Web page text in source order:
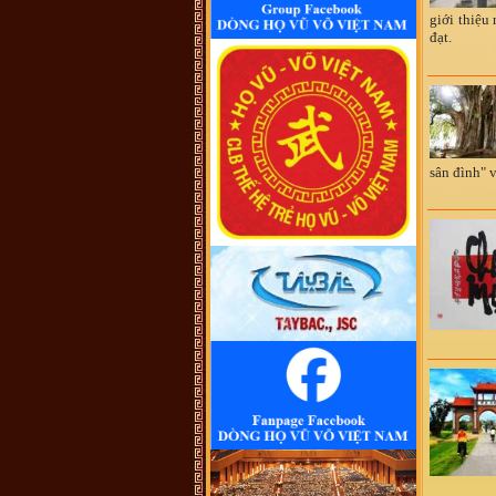
trong tộc họ dẫn về tộc Vũ/Võ với
cụ tổ Vũ Hồn nhưng không có cây
phả hệ để thấy sự gắn kết này. Mong
một ngày sẽ có cây phả hệ để mọi
con dân họ Vũ/Võ có thể biết dòng
máu trong mình từ đâu ra. Trân
trọng.
Vũ Phong :Tôi thấy từ thời Hai Bà
TRưng đã có họ Vũ ,Các bác có thể
xem sự tích tướng quân Bát Nàn.Nên
nói họ Vũ ở ViệtNam xuất phát kỷ
13 -Với Ông tổ là Vũ Hồn ,là không
thuyết Phục.
Vũ Phong : https://www.dkn.tv/van-
hoa/tho-nu-anh-hung-dat-viet-vu-
thuc-nuong.html
VÕ QUANG ĐÔNG :tự hào là
người họ võ
Vũ Thanh Giang :Dòng họ làm nên
bao tuyệt tác thời đương đại với
nhiều địa vị xã hội khác nhau sinh ra
một anh tú văn khúc tính quân làm
nền thời đại quân chủ
Vũ Ngọc Chiến :Cháu muốn xin
file ảnh của thủy Tổ Vũ Hồn bản
chuẩn để in. Các bác có hỗ trợ cháu
với ạ! (Gmail:
vungocchienhd@gmail.com) Cháu
cảm ơn nhiều
Vũ Ngọc Trân, Nha Trang :Đề
nghị cho biết số điện thoại của ông
Vũ Trọng Hoàng, BLL dong họ Vũ,
huyện Tinh Gia, Thanh Hóa. Tôi
muốn liên lạc để tìm gốc gác họ Vũ
giới thiệu
đạt.
sân đình"